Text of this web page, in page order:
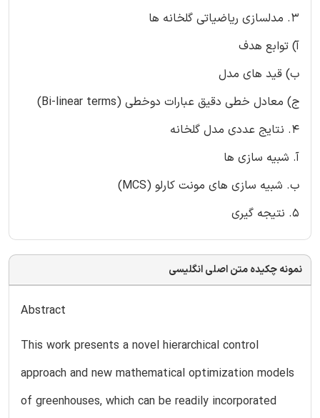
3. مدلسازی ریاضیاتی گلخانه ها
آ) توابع هدف
ب) قید های مدل
ج) معادل خطی دقیق عبارات دوخطی (Bi-linear terms)
4. نتایج عددی مدل گلخانه
آ. شبیه سازی ها
ب. شبیه سازی های مونت کارلو (MCS)
5. نتیجه گیری
نمونه چکیده متن اصلی انگلیسی
Abstract
This work presents a novel hierarchical control
approach and new mathematical optimization models
of greenhouses, which can be readily incorporated